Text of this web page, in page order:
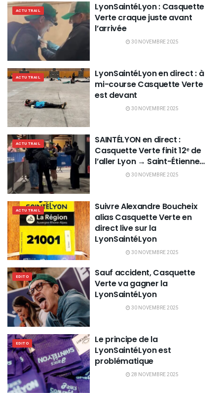
ACTU TRAIL
LyonSaintéLyon : Casquette
Verte craque juste avant
l’arrivée
30 NOVEMBRE 2025
ACTU TRAIL
LyonSaintéLyon en direct : à
mi-course Casquette Verte
est devant
30 NOVEMBRE 2025
ACTU TRAIL
SAINTÉLYON en direct :
Casquette Verte finit 12ᵉ de
l’aller Lyon → Saint-Étienne…
30 NOVEMBRE 2025
ACTU TRAIL
Suivre Alexandre Boucheix
alias Casquette Verte en
direct live sur la
LyonSaintéLyon
30 NOVEMBRE 2025
EDITO
Sauf accident, Casquette
Verte va gagner la
LyonSaintéLyon
30 NOVEMBRE 2025
EDITO
Le principe de la
LyonSaintéLyon est
problématique
28 NOVEMBRE 2025